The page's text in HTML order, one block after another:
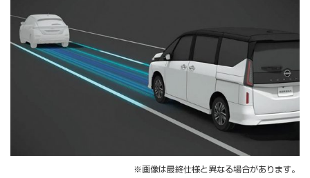
※画像は最終仕様と異なる場合があります。